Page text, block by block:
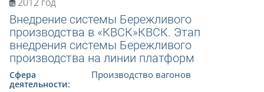
Внедрение системы Бережливого
производства в «КВСК»КВСК. Этап
внедрения системы Бережливого
производства на линии платформ
Сфера
деятельности:
Производство вагонов